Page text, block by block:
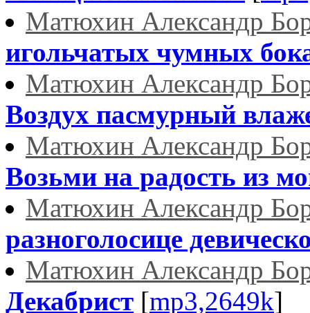
Матюхин Александр
игольчатых чумных
Матюхин Александр
Воздух пасмурный
Матюхин Александр
Возьми на радость из
Матюхин Александр
разноголосице
Матюхин Александр
Декабрист [mp3,2649k]